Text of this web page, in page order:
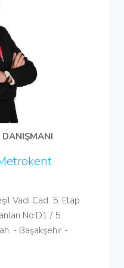
DANIŞMANI
Vadi Cad. 5. Etap
No:D1 / 5
- Başakşehir -